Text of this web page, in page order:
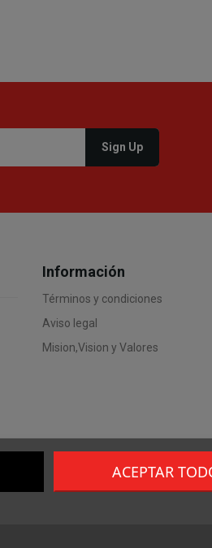
Información
Términos y condiciones
Aviso legal
Mision,Vision y Valores
ACEPTAR